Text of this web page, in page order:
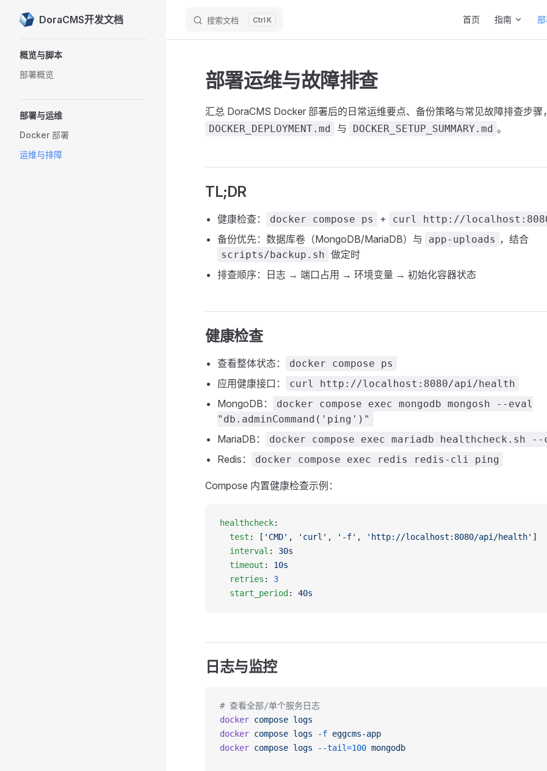
Skip to content
DoraCMS开发文档 搜索文档 K 首页 指南
概览与脚本
部署概览
部署与运维
Docker 部署
运维与排障
部署运维与故障排查
汇总 DoraCMS Docker 部署后的日常运维要点、备份策略与常见故障排查步骤
DOCKER_DEPLOYMENT.md 与 DOCKER_SETUP_SUMMARY.md 。
TL;DR
健康检查： docker compose ps + curl http://
备份优先：数据库卷（MongoDB/MariaDB）与 app-uploads ，结合
scripts/backup.sh 做定时
排查顺序：日志 → 端口占用 → 环境变量 → 初始化容器状态
健康检查
查看整体状态： docker compose ps
应用健康接口： curl http://localhost:8080/api/health
MongoDB：
docker compose exec mongodb mongosh --eval
"db.adminCommand('ping')"
MariaDB： docker compose exec mariadb healthcheck.sh --
Redis： docker compose exec redis redis-cli ping
Compose 内置健康检查示例：
healthcheck:
  test
: [ 'CMD' , 'curl' , '-f' , 'http://localhost:8080/api/health' ]
  interval
: 30s
  timeout
: 10s
  retries
: 3
  start_period
: 40s
日志与监控
# 查看全部/单个服务日志
docker compose logs
docker compose logs -f eggcms-app
docker compose logs --tail=100 mongodb